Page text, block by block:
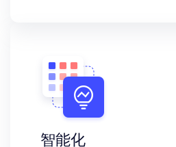
智能化